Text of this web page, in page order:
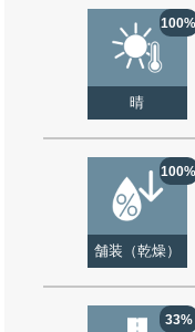
100%
晴
100%
舗装（乾燥）
33%